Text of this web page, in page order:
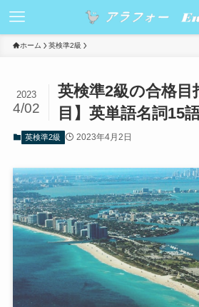
ホーム 英検準2級
英検準2級の合格目
目】英単語名詞15
2023
4/02
英検準2級 2023年4月2日